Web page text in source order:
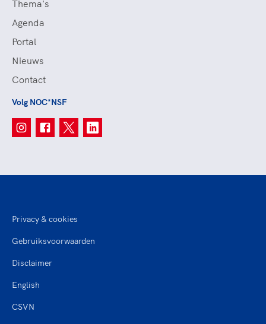
Thema's
Agenda
Portal
Nieuws
Contact
Volg NOC*NSF
Privacy & cookies
Gebruiksvoorwaarden
Disclaimer
English
CSVN